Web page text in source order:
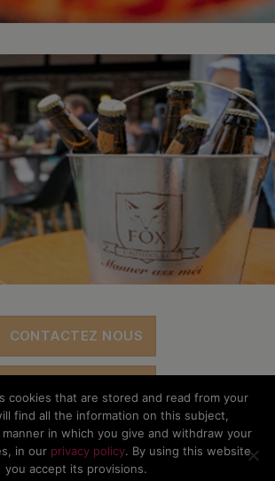
CONTACTEZ NOUS
2026 | All Rights Reserved.
cookies that are stored and read from your
find all the information on this subject,
in which you give and withdraw your
in our privacy policy. By using this website
you accept its provisions.